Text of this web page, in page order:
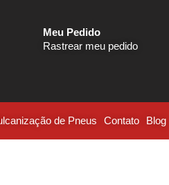
Meu Pedido
Rastrear meu pedido
de Pneus Contato Blog